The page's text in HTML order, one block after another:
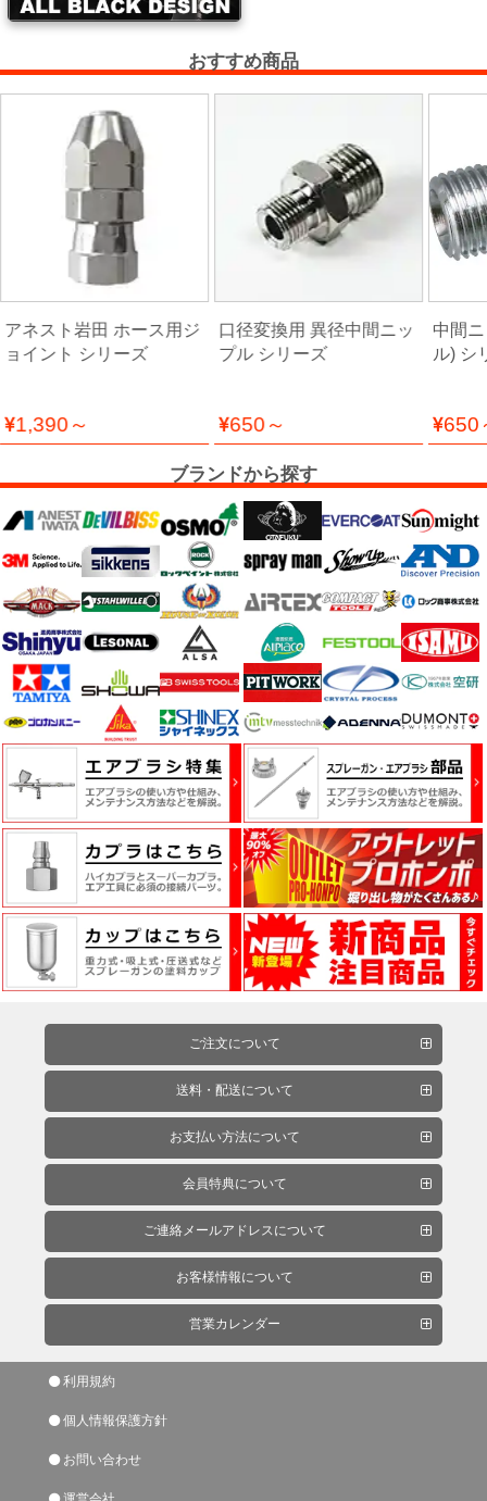
ー
ア
用
グ
シ
ト・
ウ
ン
ド
フ
ィ
ル
ム
用
材・
塗
装
服・
全
用
具・
おすすめ商品
アネスト岩田 ホース用ジ
ョイント シリーズ
1,390～
口径変換用 異径中間ニッ
プル シリーズ
650～
中間
ル) シ
650
ブランドから探す
ご注文について
送料・配送について
お支払い方法について
会員特典について
ご連絡メールアドレスについて
お客様情報について
営業カレンダー
利用規約
個人情報保護方針
お問い合わせ